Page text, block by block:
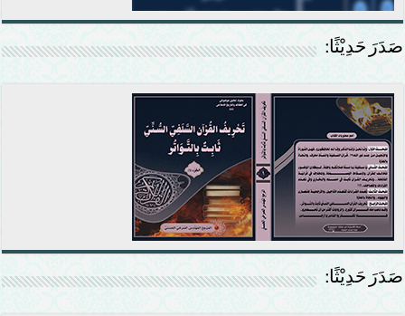
صَدَرَ حَدِيْثًا:
صَدَرَ حَدِيْثًا: